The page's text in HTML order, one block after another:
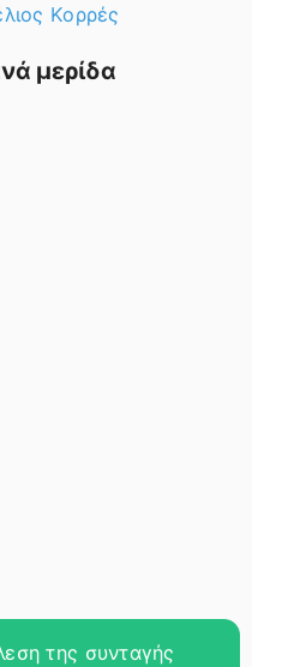
Κορρές
μερίδα
της συνταγής